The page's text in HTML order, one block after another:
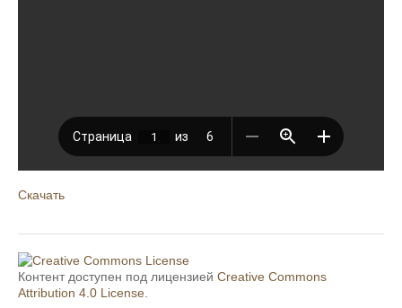
Скачать
Контент доступен под лицензией Creative Commons
Attribution 4.0 License